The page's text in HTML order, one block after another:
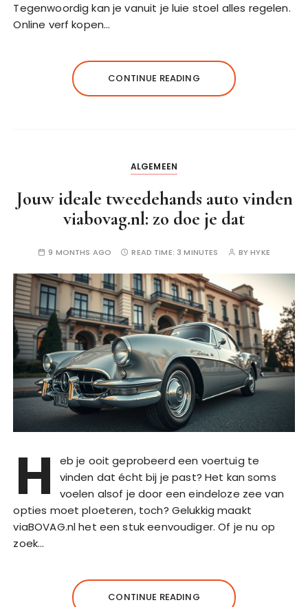
Tegenwoordig kan je vanuit je luie stoel alles regelen.
Online verf kopen…
CONTINUE READING
ALGEMEEN
Jouw ideale tweedehands auto vinden
viabovag.nl: zo doe je dat
9 MONTHS AGO READ TIME: 3 MINUTES BYHYKE
H
eb je ooit geprobeerd een voertuig te
vinden dat écht bij je past? Het kan soms
voelen alsof je door een eindeloze zee van
opties moet ploeteren, toch? Gelukkig maakt
viaBOVAG.nl het een stuk eenvoudiger. Of je nu op
zoek…
CONTINUE READING